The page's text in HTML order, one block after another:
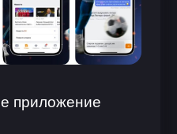
приложение